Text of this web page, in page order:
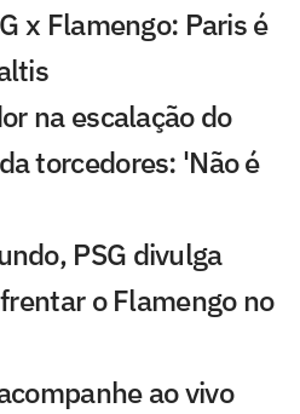
x Flamengo: Paris é
na escalação do
torcedores: 'Não é
PSG divulga
o Flamengo no
ao vivo